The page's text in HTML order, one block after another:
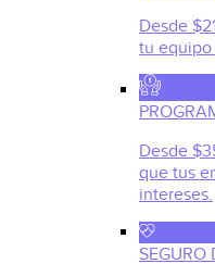
Desde
tu equipo
Desde
que tus
intereses.
SEGURO